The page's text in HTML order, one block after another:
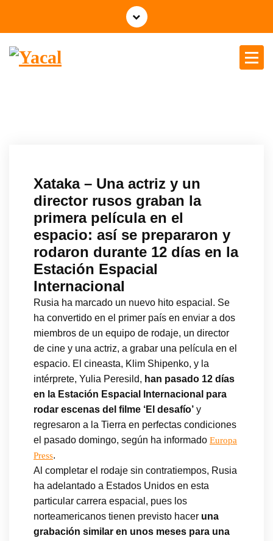
Xataka – Una actriz y un
director rusos graban la
primera película en el
espacio: así se prepararon y
rodaron durante 12 días en la
Estación Espacial
Internacional
Rusia ha marcado un nuevo hito espacial. Se
ha convertido en el primer país en enviar a dos
miembros de un equipo de rodaje, un director
de cine y una actriz, a grabar una película en el
espacio. El cineasta, Klim Shipenko, y la
intérprete, Yulia Peresild, han pasado 12 días
en la Estación Espacial Internacional para
rodar escenas del filme ‘El desafío’ y
regresaron a la Tierra en perfectas condiciones
el pasado domingo, según ha informado Europa
Press.
Al completar el rodaje sin contratiempos, Rusia
ha adelantado a Estados Unidos en esta
particular carrera espacial, pues los
norteamericanos tienen previsto hacer una
grabación similar en unos meses para una